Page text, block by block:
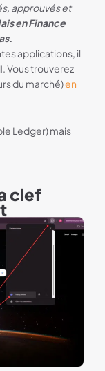
approuvés et
en Finance
applications, il
. Vous trouverez
du marché)en
Ledger) mais
clef